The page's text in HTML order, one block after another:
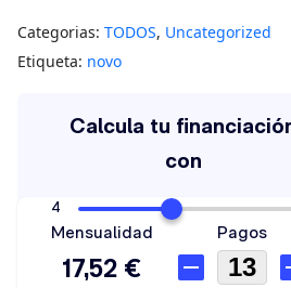
Categorias: TODOS, Uncategorized
Etiqueta: novo